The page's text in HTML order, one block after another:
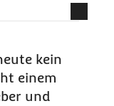
in der
kein
einem
und